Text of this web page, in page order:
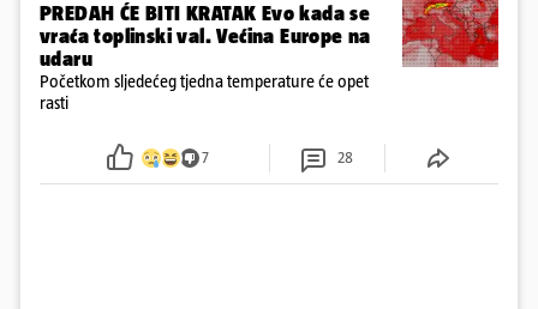
PREDAH ĆE BITI KRATAK Evo kada se
vraća toplinski val. Većina Europe na
udaru
Početkom sljedećeg tjedna temperature će opet
rasti
7 28